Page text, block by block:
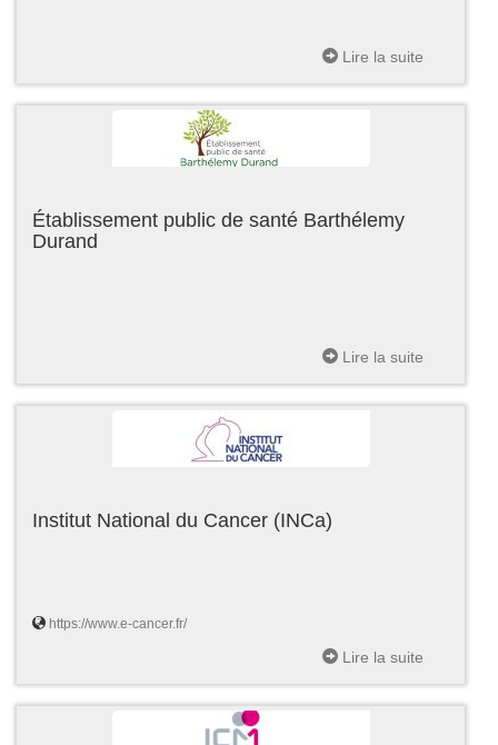
Lire la suite
Établissement public de santé Barthélemy
Durand
Lire la suite
Institut National du Cancer (INCa)
https://www.e-cancer.fr/
Lire la suite